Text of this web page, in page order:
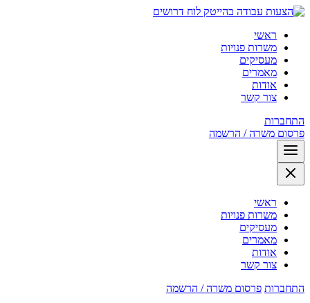
לוח דרושים
ראשי
משרות פנויות
מעסיקים
מאמרים
אודות
צור קשר
התחברות
פרסום משרה / הרשמה
ראשי
משרות פנויות
מעסיקים
מאמרים
אודות
צור קשר
התחברות פרסום משרה / הרשמה